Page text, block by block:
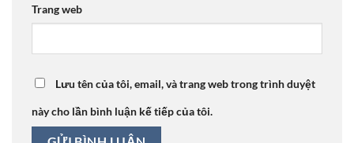
Trang web
Lưu tên của tôi, email, và trang web trong trình duyệt
này cho lần bình luận kế tiếp của tôi.